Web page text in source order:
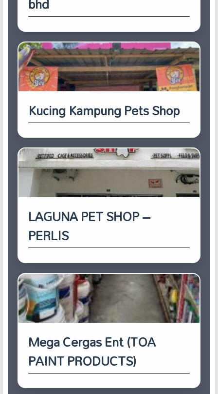
Kucing Kampung Pets Shop
LAGUNA PET SHOP –
PERLIS
Mega Cergas Ent (TOA
PAINT PRODUCTS)